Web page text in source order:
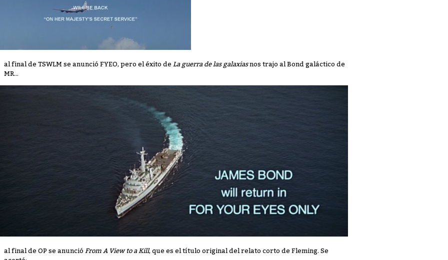
al final de TSWLM se anunció FYEO, pero el éxito de La guerra de las galaxiasnos trajo al Bond galáctico de
MR...
al final de OP se anunció From A View to a Kill, que es el título original del relato corto de Fleming. Se